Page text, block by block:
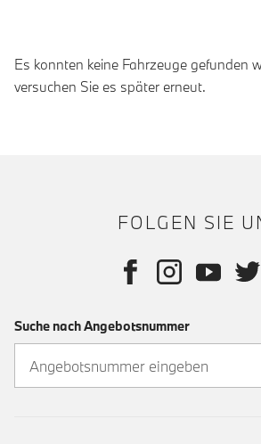
Es konnten keine Fahrzeuge gefunden
versuchen Sie es später erneut.
FOLGEN SIE
Suche nach Angebotsnummer